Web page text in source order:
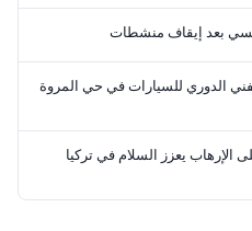
بعد إيقاف منشطات
الدوري للسيارات في حي المروة
الإرهاب يعزز السلام في تركيا